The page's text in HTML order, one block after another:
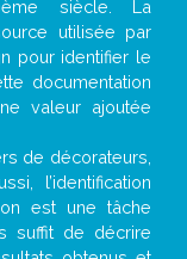
siècle. La
utilisée par
pour identifier le
documentation
valeur ajoutée
de décorateurs,
l’identification
est une tâche
suffit de décrire